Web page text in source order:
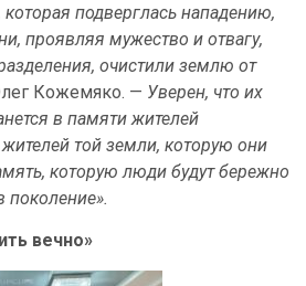
подверглась нападению,
проявляя мужество и отвагу,
очистили землю от
Кожемяко. — Уверен, что их
в памяти жителей
той земли, которую они
которую люди будут бережно
поколение».
вечно»